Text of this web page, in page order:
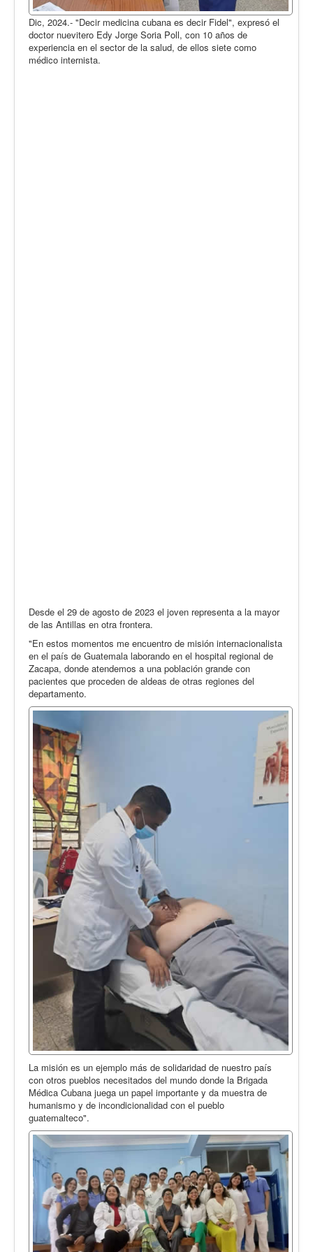
Dic, 2024.- "Decir medicina cubana es decir Fidel", expresó el
doctor nuevitero Edy Jorge Soria Poll, con 10 años de
experiencia en el sector de la salud, de ellos siete como
médico internista.
Desde el 29 de agosto de 2023 el joven representa a la mayor
de las Antillas en otra frontera.
"En estos momentos me encuentro de misión internacionalista
en el país de Guatemala laborando en el hospital regional de
Zacapa, donde atendemos a una población grande con
pacientes que proceden de aldeas de otras regiones del
departamento.
La misión es un ejemplo más de solidaridad de nuestro país
con otros pueblos necesitados del mundo donde la Brigada
Médica Cubana juega un papel importante y da muestra de
humanismo y de incondicionalidad con el pueblo
guatemalteco".